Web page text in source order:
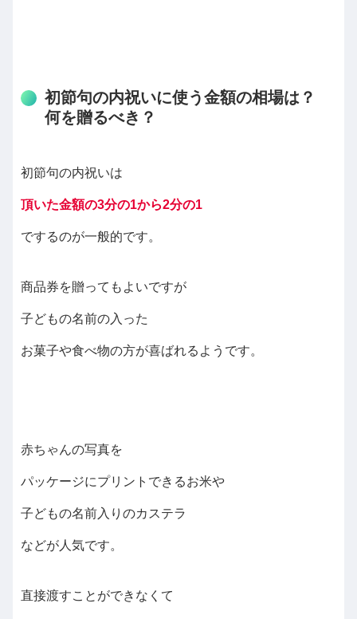
初節句の内祝いに使う金額の相場は？
何を贈るべき？
初節句の内祝いは
頂いた金額の3分の1から2分の1
でするのが一般的です。
商品券を贈ってもよいですが
子どもの名前の入った
お菓子や食べ物の方が喜ばれるようです。
赤ちゃんの写真を
パッケージにプリントできるお米や
子どもの名前入りのカステラ
などが人気です。
直接渡すことができなくて